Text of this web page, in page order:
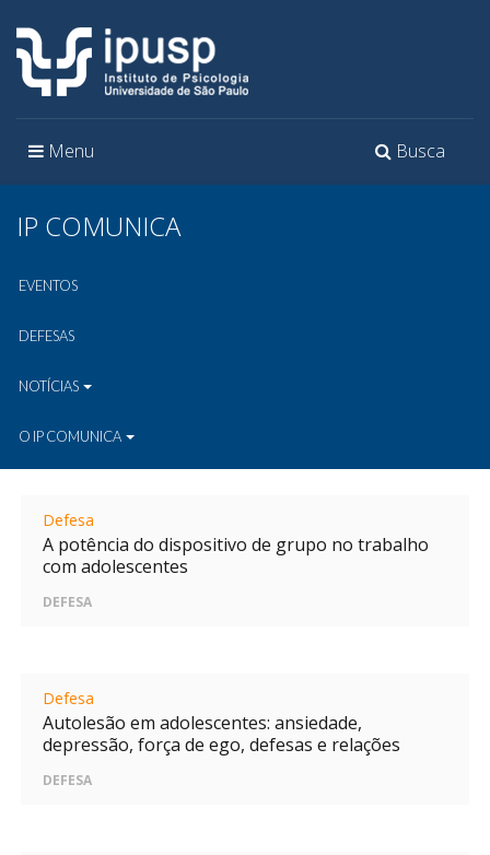
Toggle
Busca
Toggle
Menu
IP COMUNICA
EVENTOS
DEFESAS
NOTÍCIAS
O IP COMUNICA
Defesa
A potência do dispositivo de grupo no trabalho
com adolescentes
DEFESA
Defesa
Autolesão em adolescentes: ansiedade,
depressão, força de ego, defesas e relações
DEFESA